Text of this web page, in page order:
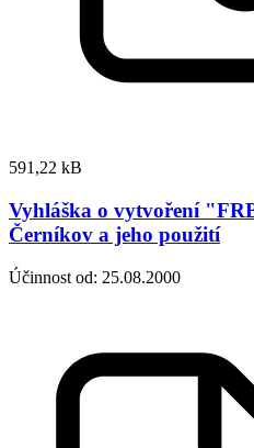
591,22 kB
Vyhláška o vytvoření
Černíkov a jeho použití
Účinnost od: 25.08.2000